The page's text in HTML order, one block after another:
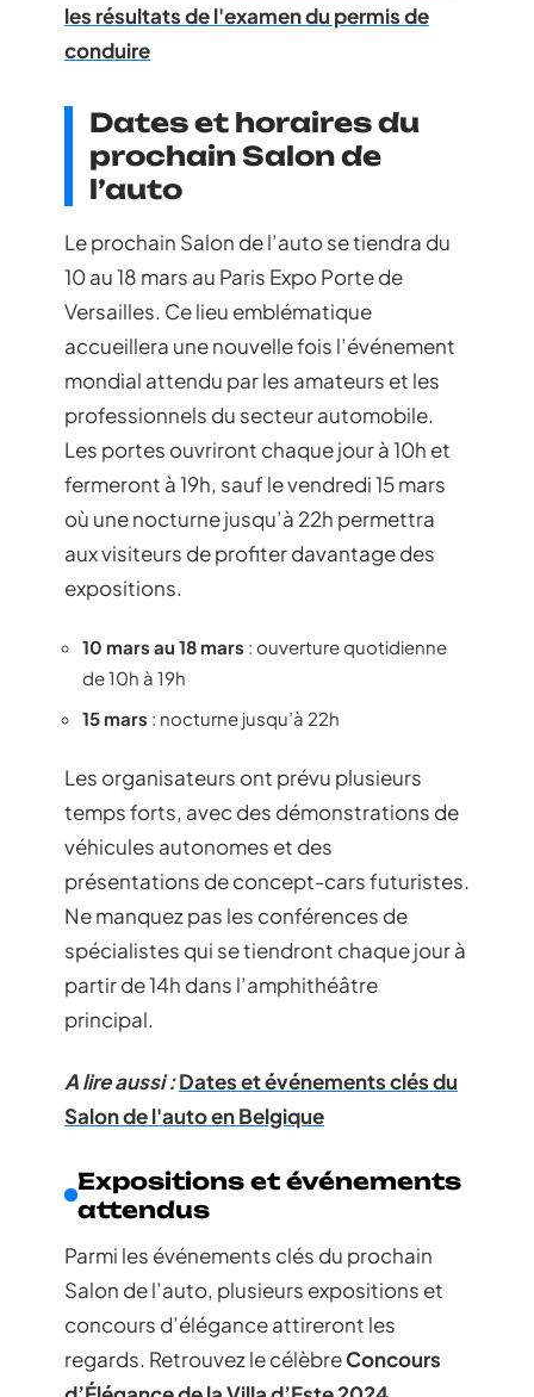
les résultats de l'examen du permis de
conduire
Dates et horaires du
prochain Salon de
l’auto
Le prochain Salon de l’auto se tiendra du
10 au 18 mars au Paris Expo Porte de
Versailles. Ce lieu emblématique
accueillera une nouvelle fois l’événement
mondial attendu par les amateurs et les
professionnels du secteur automobile.
Les portes ouvriront chaque jour à 10h et
fermeront à 19h, sauf le vendredi 15 mars
où une nocturne jusqu’à 22h permettra
aux visiteurs de profiter davantage des
expositions.
10 mars au 18 mars : ouverture quotidienne
de 10h à 19h
15 mars : nocturne jusqu’à 22h
Les organisateurs ont prévu plusieurs
temps forts, avec des démonstrations de
véhicules autonomes et des
présentations de concept-cars futuristes.
Ne manquez pas les conférences de
spécialistes qui se tiendront chaque jour à
partir de 14h dans l’amphithéâtre
principal.
A lire aussi :Dates et événements clés du
Salon de l'auto en Belgique
Expositions et événements
attendus
Parmi les événements clés du prochain
Salon de l’auto, plusieurs expositions et
concours d’élégance attireront les
regards. Retrouvez le célèbreConcours